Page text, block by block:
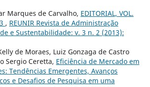
Marques de Carvalho, EDITORIAL, VOL.
, REUNIR Revista de Administração
e Sustentabilidade: v. 3 n. 2 (2013):
de Moraes, Luiz Gonzaga de Castro
Sergio Ceretta, Eficiência de Mercado em
Tendências Emergentes, Avanços
e Desafios de Pesquisa em uma